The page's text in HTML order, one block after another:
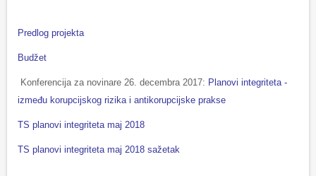
Predlog projekta
Budžet
Konferencija za novinare 26. decembra 2017: Planovi integriteta -
između korupcijskog rizika i antikorupcijske prakse
TS planovi integriteta maj 2018
TS planovi integriteta maj 2018 sažetak